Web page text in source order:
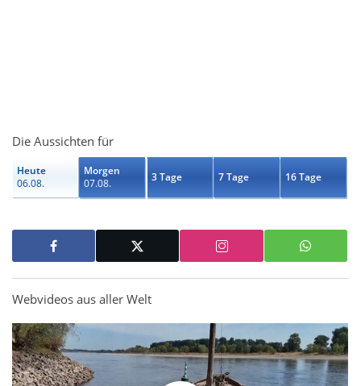
Die Aussichten für
Heute
06.08.
Morgen
07.08.
3 Tage 7 Tage 16 Tage
Webvideos aus aller Welt